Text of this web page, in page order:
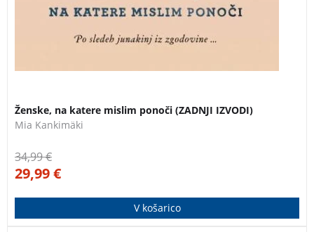
Ženske, na katere mislim ponoči (ZADNJI IZVODI)
Mia Kankimäki
34,99€
29,99€
V košarico